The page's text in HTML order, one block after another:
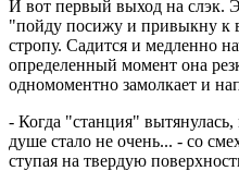
И вот первый выход на слэк.
"пойду посижу и привыкну к
стропу. Садится и медленно
определенный момент она
одномоментно замолкает и
- Когда "станция"
душе стало не очень... - со
ступая на твердую